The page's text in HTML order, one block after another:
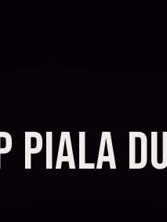
PIALA